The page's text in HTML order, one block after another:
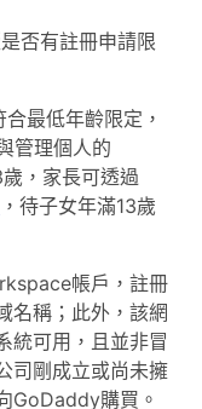
否有註冊申請限
最低年齡限定，
管理個人的
，家長可透過
，待子女年滿13歲
帳戶，註冊
名稱；此外，該網
統可用，且並非冒
司剛成立或尚未擁
GoDaddy購買。